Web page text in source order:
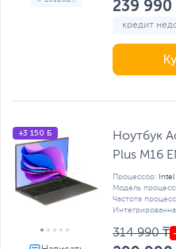
239 990
кредит
+3 150 Б
Ноутбук
Plus M16
Процессор:
Модель
Частота
314 990 ₸